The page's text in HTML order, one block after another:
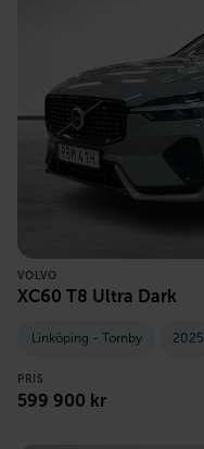
VOLVO
XC60 T8 Ultra Dark
Linköping - Tornby 2025
PRIS
599 900 kr